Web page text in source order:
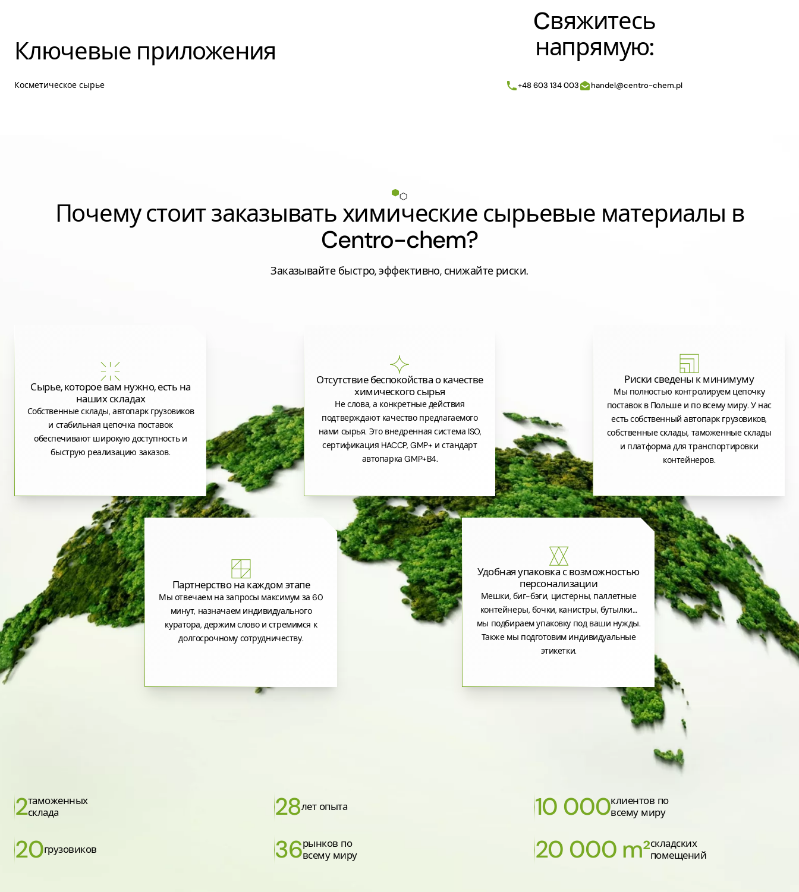
Ключевые приложения
Косметическое сырье
Cвяжитесь
напрямую:
+48 603 134 003 handel@centro-chem.pl
Почему стоит заказывать химические сырьевые материалы в
Centro-chem?
Заказывайте быстро, эффективно, снижайте риски.
Сырье, которое вам нужно, есть на
наших складах
Собственные склады, автопарк грузовиков
и стабильная цепочка поставок
обеспечивают широкую доступность и
быструю реализацию заказов.
Отсутствие беспокойства о качестве
химического сырья
Не слова, а конкретные действия
подтверждают качество предлагаемого
нами сырья. Это внедренная система ISO,
сертификация HACCP, GMP+ и стандарт
автопарка GMP+B4.
Риски сведены к минимуму
Мы полностью контролируем цепочку
поставок в Польше и по всему миру. У нас
есть собственный автопарк грузовиков,
собственные склады, таможенные склады
и платформа для транспортировки
контейнеров.
Партнерство на каждом этапе
Мы отвечаем на запросы максимум за 60
минут, назначаем индивидуального
куратора, держим слово и стремимся к
долгосрочному сотрудничеству.
Удобная упаковка с возможностью
персонализации
Мешки, биг-бэги, цистерны, паллетные
контейнеры, бочки, канистры, бутылки…
мы подбираем упаковку под ваши нужды.
Также мы подготовим индивидуальные
этикетки.
2таможенных
склада
28лет опыта 10 000клиентов по
всему миру
20грузовиков 36рынков по
всему миру
20 000 m²складских
помещений